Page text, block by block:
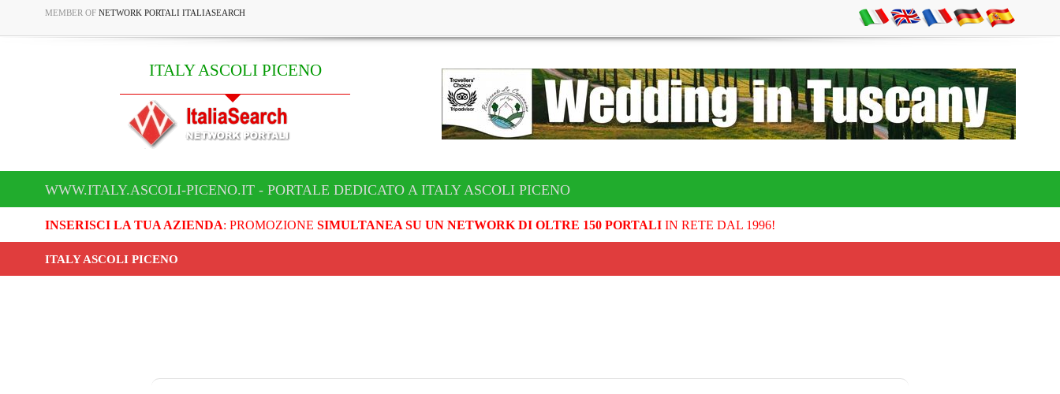
MEMBER OF NETWORK PORTALI ITALIASEARCH
ITALY ASCOLI PICENO
WWW.ITALY.ASCOLI-PICENO.IT - PORTALE DEDICATO A ITALY ASCOLI PICENO
INSERISCI LA TUA AZIENDA: PROMOZIONE SIMULTANEA SU UN NETWORK DI OLTRE 150 PORTALIIN RETE DAL 1996!
ITALY ASCOLI PICENO